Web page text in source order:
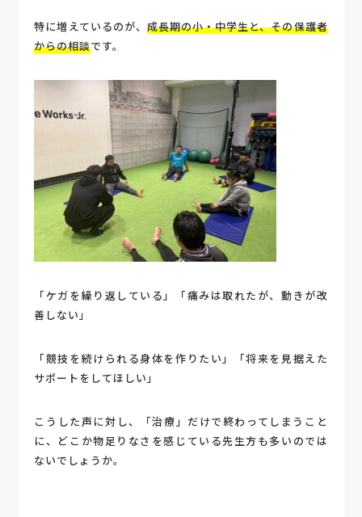
特に増えているのが、 成長期の小・中学生と、その保護者
からの相談です。
「ケガを繰り返している」「痛みは取れたが、動きが改
善しない」
「競技を続けられる身体を作りたい」「将来を見据えた
サポートをしてほしい」
こうした声に対し、「治療」だけで終わってしまうこと
に、どこか物足りなさを感じている先生方も多いのでは
ないでしょうか。